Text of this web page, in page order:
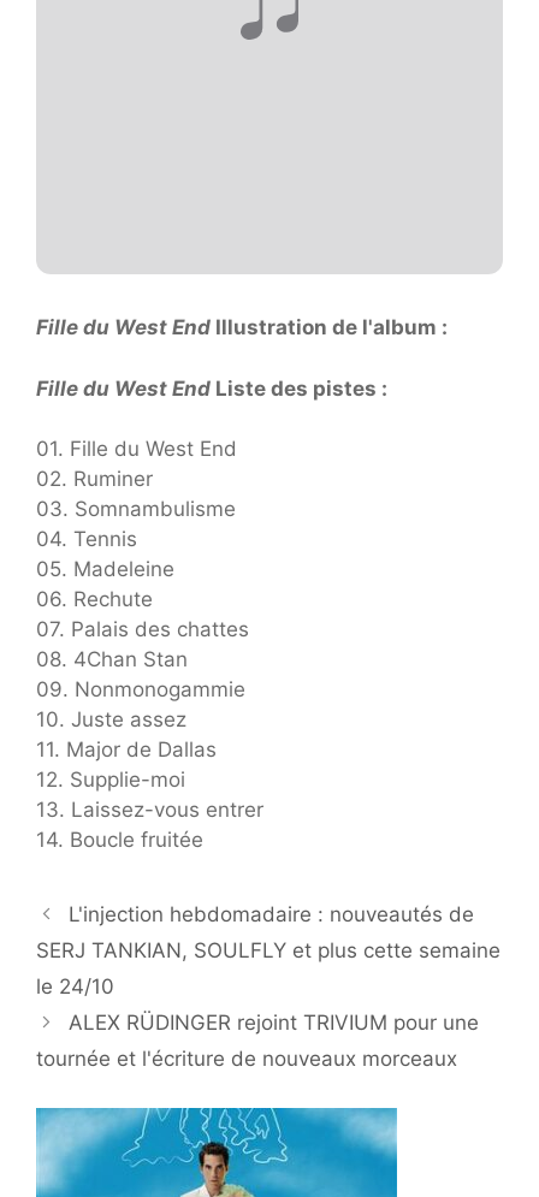
Fille du West End Illustration de l'album :
Fille du West End Liste des pistes :
01. Fille du West End
02. Ruminer
03. Somnambulisme
04. Tennis
05. Madeleine
06. Rechute
07. Palais des chattes
08. 4Chan Stan
09. Nonmonogammie
10. Juste assez
11. Major de Dallas
12. Supplie-moi
13. Laissez-vous entrer
14. Boucle fruitée
L'injection hebdomadaire : nouveautés de
SERJ TANKIAN, SOULFLY et plus cette semaine
le 24/10
ALEX RÜDINGER rejoint TRIVIUM pour une
tournée et l'écriture de nouveaux morceaux